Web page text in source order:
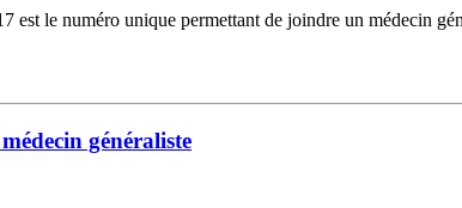
est le numéro unique permettant de joindre un médecin
généraliste